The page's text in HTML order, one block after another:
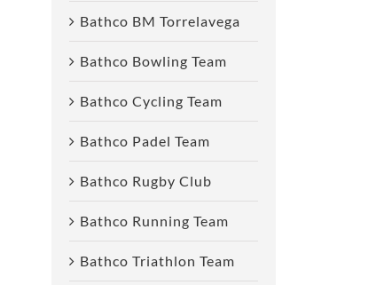
Bathco BM Torrelavega
Bathco Bowling Team
Bathco Cycling Team
Bathco Padel Team
Bathco Rugby Club
Bathco Running Team
Bathco Triathlon Team